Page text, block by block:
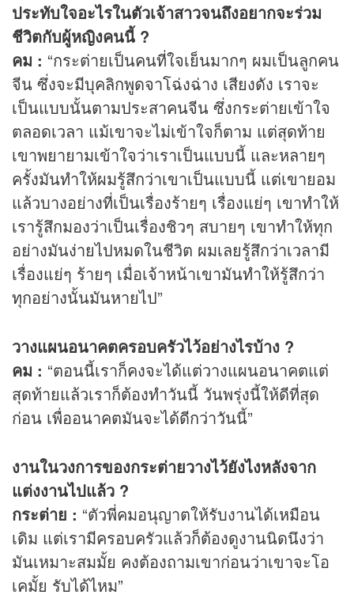
ประทับใจอะไรในตัวเจ้าสาวจนถึงอยากจะร่วม
ชีวิตกับผู้หญิงคนนี้ ?
คม : “กระต่ายเป็นคนที่ใจเย็นมากๆ ผมเป็นลูกคน
จีน ซึ่งจะมีบุคลิกพูดจาโฉ่งฉ่าง เสียงดัง เราจะ
เป็นแบบนั้นตามประสาคนจีน ซึ่งกระต่ายเข้าใจ
ตลอดเวลา แม้เขาจะไม่เข้าใจก็ตาม แต่สุดท้าย
เขาพยายามเข้าใจว่าเราเป็นแบบนี้ และหลายๆ
ครั้งมันทำให้ผมรู้สึกว่าเขาเป็นแบบนี้ แต่เขายอม
แล้วบางอย่างที่เป็นเรื่องร้ายๆ เรื่องแย่ๆ เขาทำให้
เรารู้สึกมองว่าเป็นเรื่องชิวๆ สบายๆ เขาทำให้ทุก
อย่างมันง่ายไปหมดในชีวิต ผมเลยรู้สึกว่าเวลามี
เรื่องแย่ๆ ร้ายๆ เมื่อเจ้าหน้าเขามันทำให้รู้สึกว่า
ทุกอย่างนั้นมันหายไป”
วางแผนอนาคตครอบครัวไว้อย่างไรบ้าง ?
คม : “ตอนนี้เราก็คงจะได้แต่วางแผนอนาคตแต่
สุดท้ายแล้วเราก็ต้องทำวันนี้ วันพรุ่งนี้ให้ดีที่สุด
ก่อน เพื่ออนาคตมันจะได้ดีกว่าวันนี้”
งานในวงการของกระต่ายวางไว้ยังไงหลังจาก
แต่งงานไปแล้ว ?
กระต่าย : “ตัวพี่คมอนุญาตให้รับงานได้เหมือน
เดิม แต่เรามีครอบครัวแล้วก็ต้องดูงานนิดนึงว่า
มันเหมาะสมมั้ย คงต้องถามเขาก่อนว่าเขาจะโอ
เคมั้ย รับได้ไหม”